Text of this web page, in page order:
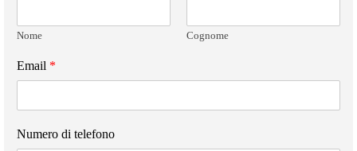
Nome Cognome
Email *
Numero di telefono